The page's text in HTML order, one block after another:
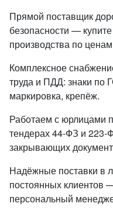
Прямой поставщик
безопасности —
производства по
Комплексное
труда и ПДД: знаки по
маркировка, крепёж.
Работаем с юрлицами
тендерах 44-ФЗ и 223-
закрывающих
Надёжные поставки в
постоянных клиентов
персональный